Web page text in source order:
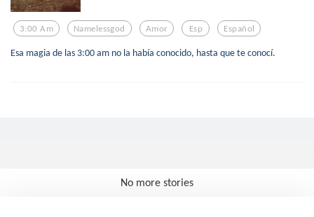
3:00 Am Namelessgod Amor Esp Español
Esa magia de las 3:00 am no la había conocido, hasta que te conocí.
No more stories